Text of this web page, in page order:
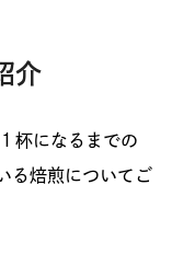
介
杯になるまでの
る焙煎についてご